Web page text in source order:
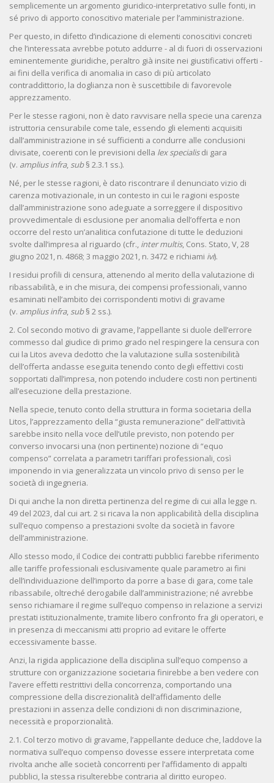
semplicemente un argomento giuridico-interpretativo sulle fonti, in
sé privo di apporto conoscitivo materiale per l’amministrazione.
Per questo, in difetto d’indicazione di elementi conoscitivi concreti
che l’interessata avrebbe potuto addurre - al di fuori di osservazioni
eminentemente giuridiche, peraltro già insite nei giustificativi offerti -
ai fini della verifica di anomalia in caso di più articolato
contraddittorio, la doglianza non è suscettibile di favorevole
apprezzamento.
Per le stesse ragioni, non è dato ravvisare nella specie una carenza
istruttoria censurabile come tale, essendo gli elementi acquisiti
dall’amministrazione in sé sufficienti a condurre alle conclusioni
divisate, coerenti con le previsioni della lex specialisdi gara
(v. amplius infra, sub§ 2.3.1 ss.).
Né, per le stesse ragioni, è dato riscontrare il denunciato vizio di
carenza motivazionale, in un contesto in cui le ragioni esposte
dall’amministrazione sono adeguate a sorreggere il dispositivo
provvedimentale di esclusione per anomalia dell’offerta e non
occorre del resto un’analitica confutazione di tutte le deduzioni
svolte dall’impresa al riguardo (cfr., inter multis, Cons. Stato, V, 28
giugno 2021, n. 4868; 3 maggio 2021, n. 3472 e richiami ivi).
I residui profili di censura, attenendo al merito della valutazione di
ribassabilità, e in che misura, dei compensi professionali, vanno
esaminati nell’ambito dei corrispondenti motivi di gravame
(v. amplius infra, sub§ 2 ss.).
2. Col secondo motivo di gravame, l’appellante si duole dell’errore
commesso dal giudice di primo grado nel respingere la censura con
cui la Litos aveva dedotto che la valutazione sulla sostenibilità
dell’offerta andasse eseguita tenendo conto degli effettivi costi
sopportati dall’impresa, non potendo includere costi non pertinenti
all’esecuzione della prestazione.
Nella specie, tenuto conto della struttura in forma societaria della
Litos, l’apprezzamento della “giusta remunerazione” dell’attività
sarebbe insito nella voce dell’utile previsto, non potendo per
converso invocarsi una (non pertinente) nozione di “equo
compenso” correlata a parametri tariffari professionali, così
imponendo in via generalizzata un vincolo privo di senso per le
società di ingegneria.
Di qui anche la non diretta pertinenza del regime di cui alla legge n.
49 del 2023, dal cui art. 2 si ricava la non applicabilità della disciplina
sull’equo compenso a prestazioni svolte da società in favore
dell’amministrazione.
Allo stesso modo, il Codice dei contratti pubblici farebbe riferimento
alle tariffe professionali esclusivamente quale parametro ai fini
dell’individuazione dell’importo da porre a base di gara, come tale
ribassabile, oltreché derogabile dall’amministrazione; né avrebbe
senso richiamare il regime sull’equo compenso in relazione a servizi
prestati istituzionalmente, tramite libero confronto fra gli operatori, e
in presenza di meccanismi atti proprio ad evitare le offerte
eccessivamente basse.
Anzi, la rigida applicazione della disciplina sull’equo compenso a
strutture con organizzazione societaria finirebbe a ben vedere con
l’avere effetti restrittivi della concorrenza, comportando una
compressione della discrezionalità dell’affidamento delle
prestazioni in assenza delle condizioni di non discriminazione,
necessità e proporzionalità.
2.1. Col terzo motivo di gravame, l’appellante deduce che, laddove la
normativa sull’equo compenso dovesse essere interpretata come
rivolta anche alle società concorrenti per l’affidamento di appalti
pubblici, la stessa risulterebbe contraria al diritto europeo.